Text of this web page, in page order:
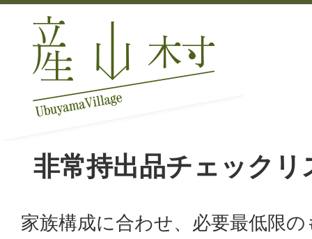
非常持出品チェックリ
家族構成に合わせ、必要最低限